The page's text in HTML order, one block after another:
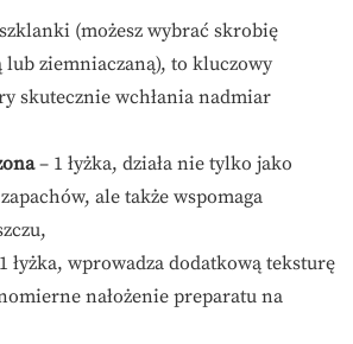
(możesz wybrać skrobię
ziemniaczaną), to kluczowy
skutecznie wchłania nadmiar
– 1 łyżka, działa nie tylko jako
ale także wspomaga
łyżka, wprowadza dodatkową teksturę
nałożenie preparatu na